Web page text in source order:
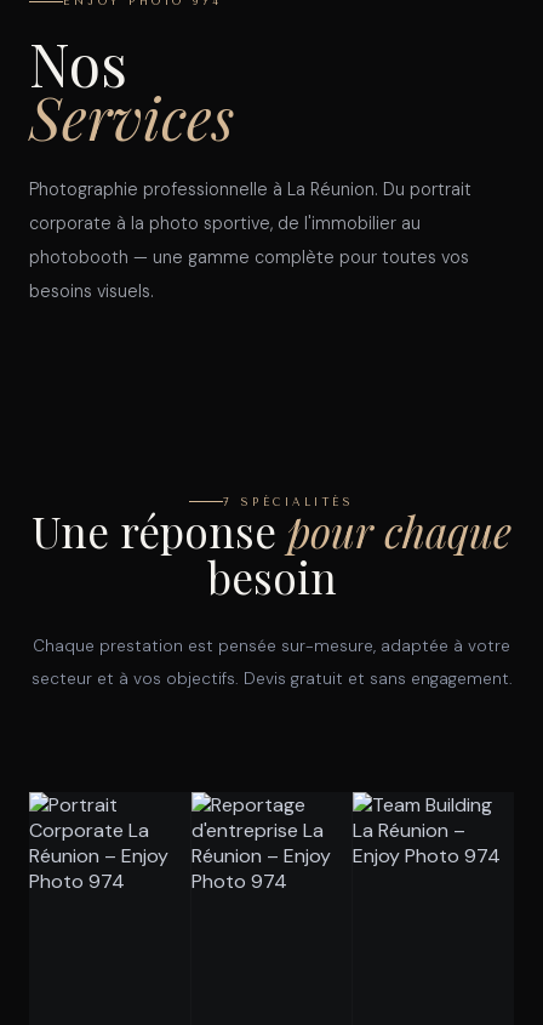
Nos
Services
Photographie professionnelle à La Réunion. Du portrait
corporate à la photo sportive, de l'immobilier au
photobooth — une gamme complète pour toutes vos
besoins visuels.
7 SPÉCIALITÉS
Une réponse pour chaque
besoin
Chaque prestation est pensée sur-mesure, adaptée à votre
secteur et à vos objectifs. Devis gratuit et sans engagement.